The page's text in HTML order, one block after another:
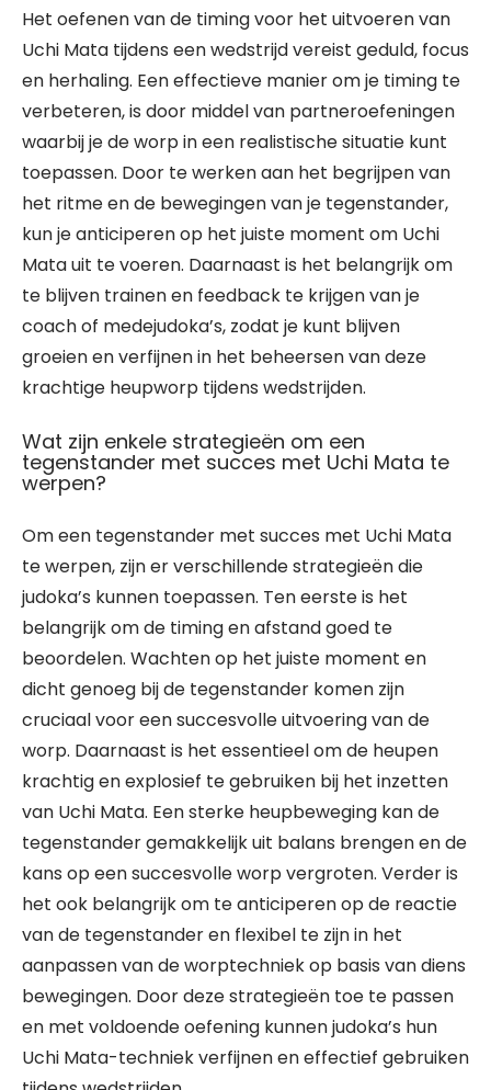
Het oefenen van de timing voor het uitvoeren van
Uchi Mata tijdens een wedstrijd vereist geduld, focus
en herhaling. Een effectieve manier om je timing te
verbeteren, is door middel van partneroefeningen
waarbij je de worp in een realistische situatie kunt
toepassen. Door te werken aan het begrijpen van
het ritme en de bewegingen van je tegenstander,
kun je anticiperen op het juiste moment om Uchi
Mata uit te voeren. Daarnaast is het belangrijk om
te blijven trainen en feedback te krijgen van je
coach of medejudoka’s, zodat je kunt blijven
groeien en verfijnen in het beheersen van deze
krachtige heupworp tijdens wedstrijden.
Wat zijn enkele strategieën om een
tegenstander met succes met Uchi Mata te
werpen?
Om een tegenstander met succes met Uchi Mata
te werpen, zijn er verschillende strategieën die
judoka’s kunnen toepassen. Ten eerste is het
belangrijk om de timing en afstand goed te
beoordelen. Wachten op het juiste moment en
dicht genoeg bij de tegenstander komen zijn
cruciaal voor een succesvolle uitvoering van de
worp. Daarnaast is het essentieel om de heupen
krachtig en explosief te gebruiken bij het inzetten
van Uchi Mata. Een sterke heupbeweging kan de
tegenstander gemakkelijk uit balans brengen en de
kans op een succesvolle worp vergroten. Verder is
het ook belangrijk om te anticiperen op de reactie
van de tegenstander en flexibel te zijn in het
aanpassen van de worptechniek op basis van diens
bewegingen. Door deze strategieën toe te passen
en met voldoende oefening kunnen judoka’s hun
Uchi Mata-techniek verfijnen en effectief gebruiken